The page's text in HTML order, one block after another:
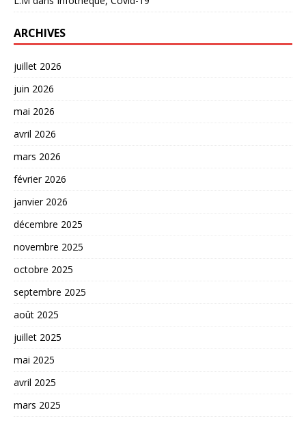
ARCHIVES
juillet 2026
juin 2026
mai 2026
avril 2026
mars 2026
février 2026
janvier 2026
décembre 2025
novembre 2025
octobre 2025
septembre 2025
août 2025
juillet 2025
mai 2025
avril 2025
mars 2025